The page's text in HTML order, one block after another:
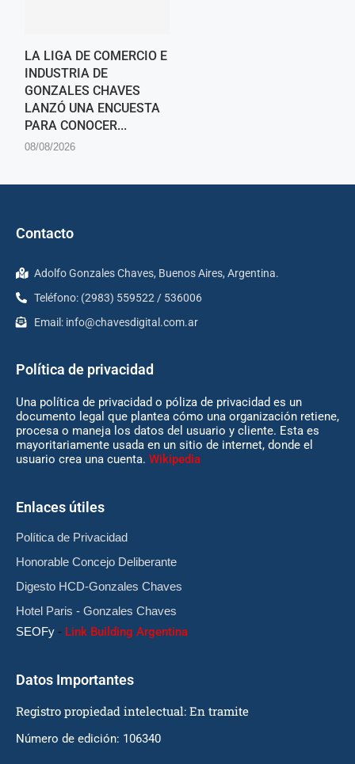
LA LIGA DE COMERCIO E
INDUSTRIA DE
GONZALES CHAVES
LANZÓ UNA ENCUESTA
PARA CONOCER...
08/08/2026
Contacto
Adolfo Gonzales Chaves, Buenos Aires, Argentina.
Teléfono: (2983) 559522 / 536006
Email: info@chavesdigital.com.ar
Política de privacidad
Una política de privacidad o póliza de privacidad es un
documento legal que plantea cómo una organización retiene,
procesa o maneja los datos del usuario y cliente. Esta es
mayoritariamente usada en un sitio de internet, donde el
usuario crea una cuenta. Wikipedia
Enlaces útiles
Política de Privacidad
Honorable Concejo Deliberante
Digesto HCD-Gonzales Chaves
Hotel Paris - Gonzales Chaves
SEOFy - Link Building Argentina
Datos Importantes
Registro propiedad intelectual: En tramite
Número de edición: 106340